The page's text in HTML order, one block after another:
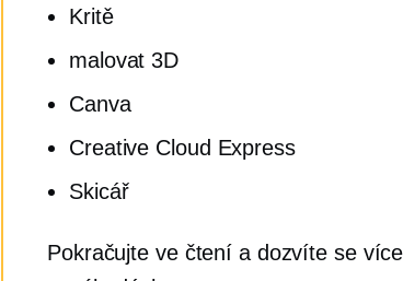
Kritě
malovat 3D
Canva
Creative Cloud Express
Skicář
Pokračujte ve čtení a dozvíte se